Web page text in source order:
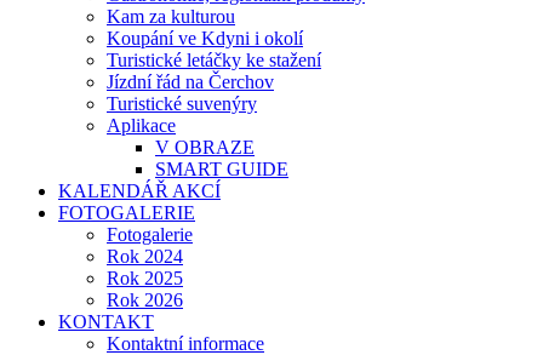
Kam za kulturou
Koupání ve Kdyni i okolí
Turistické letáčky ke stažení
Jízdní řád na Čerchov
Turistické suvenýry
Aplikace
V OBRAZE
SMART GUIDE
KALENDÁŘ AKCÍ
FOTOGALERIE
Fotogalerie
Rok 2024
Rok 2025
Rok 2026
KONTAKT
Kontaktní informace